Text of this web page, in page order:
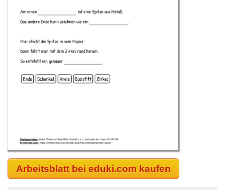
Arbeitsblatt bei eduki.com kaufen